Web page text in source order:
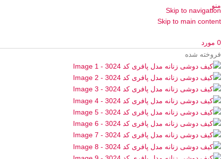
Skip to navigation
Skip to main content
منو
0 مورد
فروخته شده